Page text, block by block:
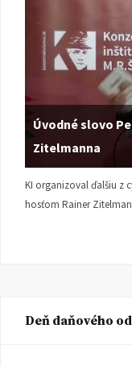
Úvodné slovo
Zitelmanna
KI organizoval ďalšiu z
hosťom Rainer
Deň daňového